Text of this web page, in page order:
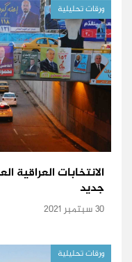
ورقات تحليلية
الانتخابات
جديد
30 سبتمبر 2021
ورقات تحليلية